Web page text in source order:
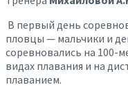
В первый день
пловцы — мальчики и
соревновались на 100-
видах плавания и на
плаванием.